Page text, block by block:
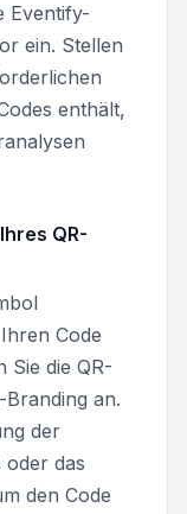
Eventify-
ein. Stellen
enthält,
QR-
Code
Sie die QR-
an.
der
das
den Code